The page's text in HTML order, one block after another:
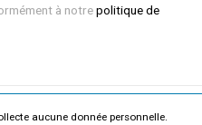
aucune donnée personnelle.
à notrepolitique de